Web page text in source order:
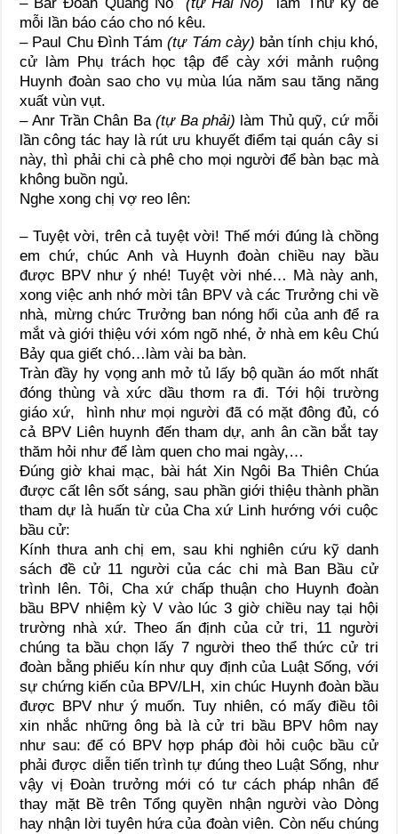
mỗi lần báo cáo cho nó kêu.
– Paul Chu Đình Tám(tự Tám cày) bản tính chịu khó,
cử làm Phụ trách học tập để cày xới mảnh ruộng
Huynh đoàn sao cho vụ mùa lúa năm sau tăng năng
xuất vùn vụt.
– Anr Trần Chân Ba(tự Ba phải) làm Thủ quỹ, cứ mỗi
lần công tác hay là rút ưu khuyết điểm tại quán cây si
này, thì phải chi cà phê cho mọi người để bàn bạc mà
không buồn ngủ.
Nghe xong chị vợ reo lên:
– Tuyệt vời, trên cả tuyệt vời! Thế mới đúng là chồng
em chứ, chúc Anh và Huynh đoàn chiều nay bầu
được BPV như ý nhé! Tuyệt vời nhé… Mà này anh,
xong việc anh nhớ mời tân BPV và các Trưởng chi về
nhà, mừng chức Trưởng ban nóng hổi của anh để ra
mắt và giới thiệu với xóm ngõ nhé, ở nhà em kêu Chú
Bảy qua giết chó…làm vài ba bàn.
Tràn đầy hy vọng anh mở tủ lấy bộ quần áo mốt nhất
đóng thùng và xức dầu thơm ra đi. Tới hội trường
giáo xứ, hình như mọi người đã có mặt đông đủ, có
cả BPV Liên huynh đến tham dự, anh ân cần bắt tay
thăm hỏi như để làm quen cho mai ngày,…
Đúng giờ khai mạc, bài hát Xin Ngôi Ba Thiên Chúa
được cất lên sốt sáng, sau phần giới thiệu thành phần
tham dự là huấn từ của Cha xứ Linh hướng với cuộc
bầu cử:
Kính thưa anh chị em, sau khi nghiên cứu kỹ danh
sách đề cử 11 người của các chi mà Ban Bầu cử
trình lên. Tôi, Cha xứ chấp thuận cho Huynh đoàn
bầu BPV nhiệm kỳ V vào lúc 3 giờ chiều nay tại hội
trường nhà xứ. Theo ấn định của cử tri, 11 người
chúng ta bầu chọn lấy 7 người theo thể thức cử tri
đoàn bằng phiếu kín như quy định của Luật Sống, với
sự chứng kiến của BPV/LH, xin chúc Huynh đoàn bầu
được BPV như ý muốn. Tuy nhiên, có mấy điều tôi
xin nhắc những ông bà là cử tri bầu BPV hôm nay
như sau: để có BPV hợp pháp đòi hỏi cuộc bầu cử
phải được diễn tiến trình tự đúng theo Luật Sống, như
vậy vị Đoàn trưởng mới có tư cách pháp nhân để
thay mặt Bề trên Tổng quyền nhận người vào Dòng
hay nhận lời tuyên hứa của đoàn viên. Còn nếu chúng